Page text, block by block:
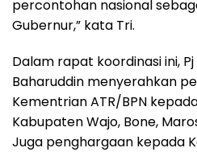
percontohan nasional
Gubernur,” kata Tri.
Dalam rapat koordinasi ini,
Baharuddin menyerahkan
Kementrian ATR/BPN
Kabupaten Wajo, Bone,
Juga penghargaan kepada